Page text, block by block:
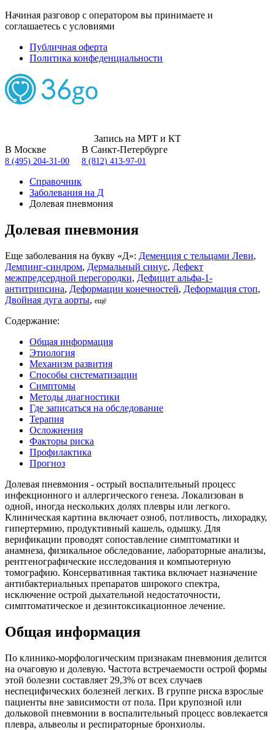
Начиная разговор с оператором вы принимаете и
соглашаетесь с условиями
Публичная оферта
Политика конфеденциальности
Запись на МРТ и КТ
В Москве
8 (495) 204-31-00
В Санкт-Петербурге
8 (812) 413-97-01
Справочник
Заболевания на Д
Долевая пневмония
Долевая пневмония
Еще заболевания на букву «Д»: Деменция с тельцами Леви,
Демпинг-синдром, Дермальный синус, Дефект
межпредсердной перегородки, Дефицит альфа-1-
антитрипсина, Деформации конечностей, Деформация стоп,
Двойная дуга аорты, ещё
Содержание:
Общая информация
Этиология
Механизм развития
Способы систематизации
Симптомы
Методы диагностики
Где записаться на обследование
Терапия
Осложнения
Факторы риска
Профилактика
Прогноз
Долевая пневмония - острый воспалительный процесс
инфекционного и аллергического генеза. Локализован в
одной, иногда нескольких долях плевры или легкого.
Клиническая картина включает озноб, потливость, лихорадку,
гипертермию, продуктивный кашель, одышку. Для
верификации проводят сопоставление симптоматики и
анамнеза, физикальное обследование, лабораторные анализы,
рентгенографические исследования и компьютерную
томографию. Консервативная тактика включает назначение
антибактериальных препаратов широкого спектра,
исключение острой дыхательной недостаточности,
симптоматическое и дезинтоксикационное лечение.
Общая информация
По клинико-морфологическим признакам пневмония делится
на очаговую и долевую. Частота встречаемости острой формы
этой болезни составляет 29,3% от всех случаев
неспецифических болезней легких. В группе риска взрослые
пациенты вне зависимости от пола. При крупозной или
дольковой пневмонии в воспалительный процесс вовлекается
плевра, альвеолы и респираторные бронхиолы.